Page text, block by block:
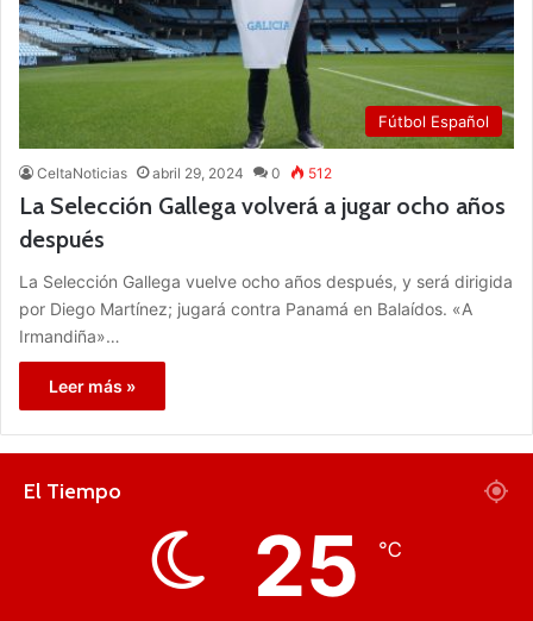
Fútbol Español
CeltaNoticias abril 29, 2024 0 512
La Selección Gallega volverá a jugar ocho años
después
La Selección Gallega vuelve ocho años después, y será dirigida
por Diego Martínez; jugará contra Panamá en Balaídos. «A
Irmandiña»…
Leer más »
El Tiempo
25 ℃